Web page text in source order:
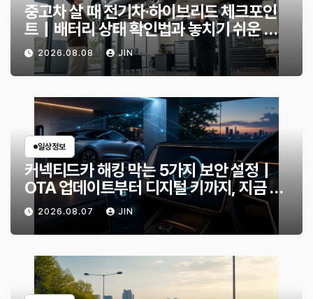
중고차 살 때 전기차·하이브리드 체크포인
트｜배터리 상태 확인법과 놓치기 쉬운 위
험 신호
2026.08.08 JIN
일상정보
커넥티드카 해킹 막는 5가지 보안 설정｜
OTA 업데이트부터 디지털 키까지, 지금 확
인할 것은?
2026.08.07 JIN